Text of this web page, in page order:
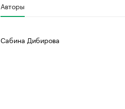
Авторы
Сабина Дибирова